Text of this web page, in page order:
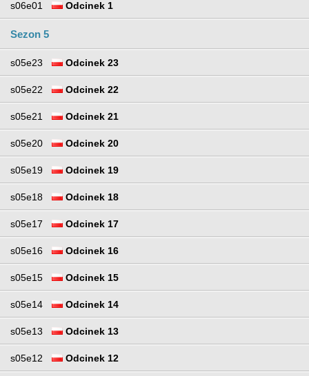
s06e01 Odcinek 1
Sezon 5
s05e23 Odcinek 23
s05e22 Odcinek 22
s05e21 Odcinek 21
s05e20 Odcinek 20
s05e19 Odcinek 19
s05e18 Odcinek 18
s05e17 Odcinek 17
s05e16 Odcinek 16
s05e15 Odcinek 15
s05e14 Odcinek 14
s05e13 Odcinek 13
s05e12 Odcinek 12